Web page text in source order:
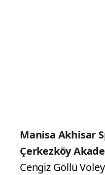
Manisa Akhisar
Çerkezköy
Cengiz Göllü